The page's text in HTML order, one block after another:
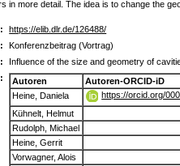
in more detail. The idea is to change the
https://elib.dlr.de/126488/
Konferenzbeitrag (Vortrag)
Influence of the size and geometry of
Autoren
Autoren-ORCID-iD
Heine, Daniela
https://orcid.org/
Kühnelt, Helmut
Rudolph, Michael
Heine, Gerrit
Vorwagner, Alois